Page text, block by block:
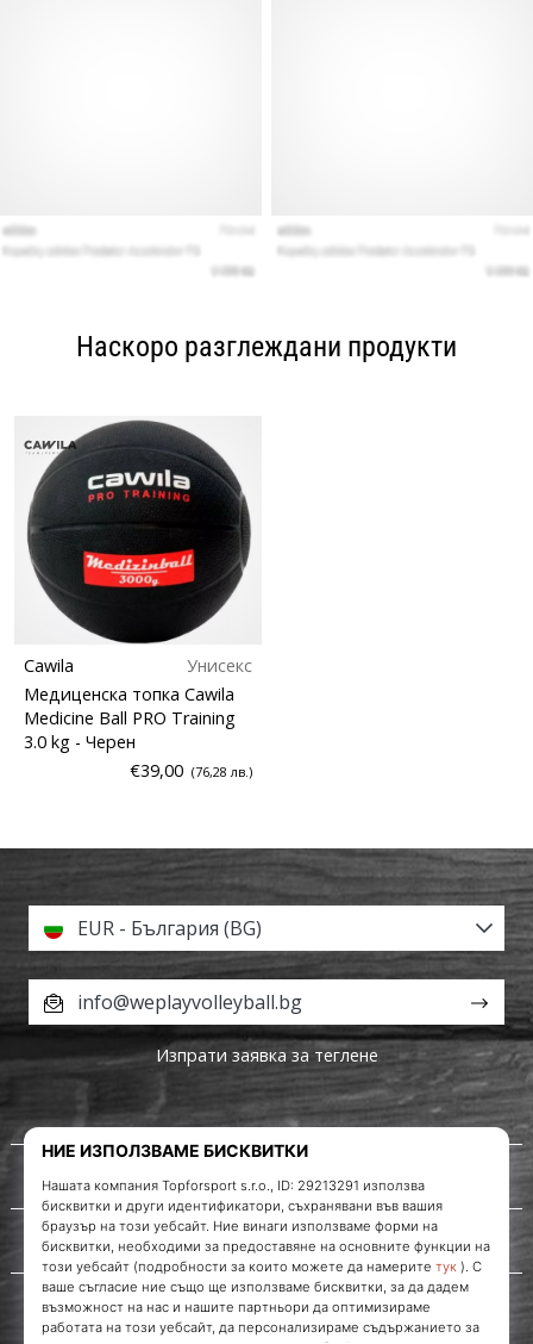
Наскоро разглеждани продукти
Cawila
Унисекс
Медиценска топка Cawila
Medicine Ball PRO Training
3.0 kg - Черен
€39,00 (76,28 лв.)
За нас
Обслужване на клиенти
EUR - България (BG)
info@weplayvolleyball.bg
Изпрати заявка за теглене